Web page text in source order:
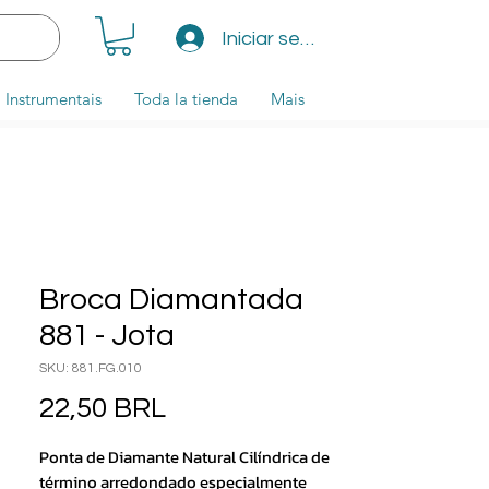
Iniciar sesión
Instrumentais Toda la tienda Mais
Broca Diamantada
881 - Jota
SKU: 881.FG.010
22,50 BRL
Ponta de Diamante Natural Cilíndrica de
término arredondado especialmente